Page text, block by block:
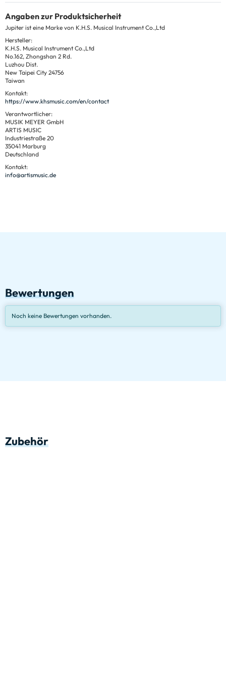
Angaben zur Produktsicherheit
Jupiter ist eine Marke von K.H.S. Musical Instrument Co.,Ltd
Hersteller:
K.H.S. Musical Instrument Co.,Ltd
No.162, Zhongshan 2 Rd.
Luzhou Dist.
New Taipei City 24756
Taiwan
Kontakt:
https://www.khsmusic.com/en/contact
Verantwortlicher:
MUSIK MEYER GmbH
ARTIS MUSIC
Industriestraße 20
35041 Marburg
Deutschland
Kontakt:
info@artismusic.de
Bewertungen
Noch keine Bewertungen vorhanden.
Zubehör